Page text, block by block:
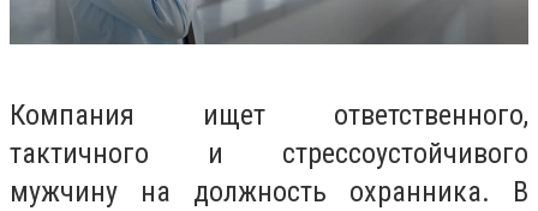
Компания ищет ответственного,
тактичного и стрессоустойчивого
мужчину на должность охранника. В